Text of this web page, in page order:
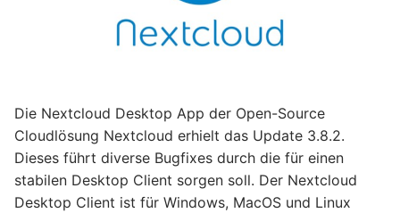
Die Nextcloud Desktop App der Open-Source
Cloudlösung Nextcloud erhielt das Update 3.8.2.
Dieses führt diverse Bugfixes durch die für einen
stabilen Desktop Client sorgen soll. Der Nextcloud
Desktop Client ist für Windows, MacOS und Linux